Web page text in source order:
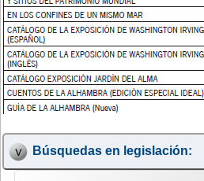
Búsquedas en legislación: